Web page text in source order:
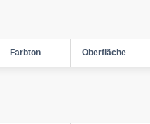
Farbton Oberfläche